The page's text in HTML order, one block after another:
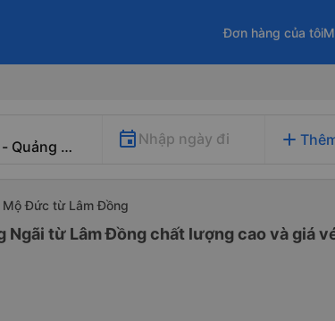
Đơn hàng của tôi
Nhập ngày đi add
Mộ Đức từ Lâm Đồng
Ngãi từ Lâm Đồng chất lượng cao và giá